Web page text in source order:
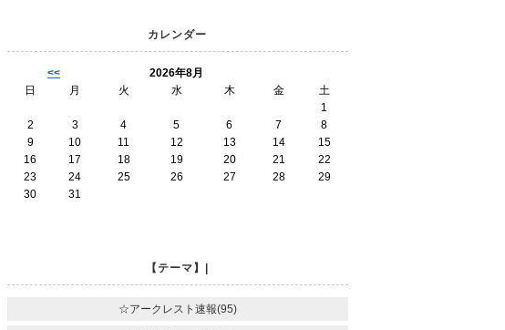
カレンダー
<<
2026年8月
日
月 火 水 木 金
土
1
2
3 4 5 6 7
8
9
10 11 12 13 14
15
16
17 18 19 20 21
22
23
24 25 26 27 28
29
30
31
【テーマ】|
☆アークレスト速報(95)